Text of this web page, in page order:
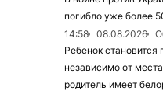
погибло уже более
14:58
08.08.2026
Ребенок
независимо от
родитель имеет